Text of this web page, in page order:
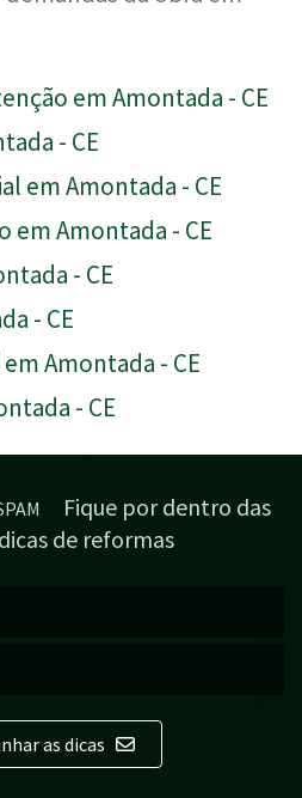
em Amontada - CE
- CE
em Amontada - CE
em Amontada - CE
- CE
- CE
Amontada - CE
- CE
Fique por dentro das
de reformas
as dicas